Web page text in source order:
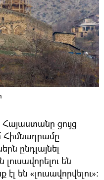
ցույց
Հիմնադրամը
ընդլայնել
են
են «լուսավորվելու»։